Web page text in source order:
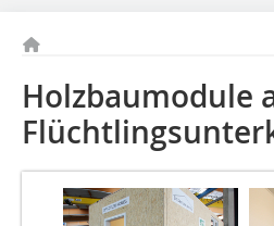
Holzbaumodule